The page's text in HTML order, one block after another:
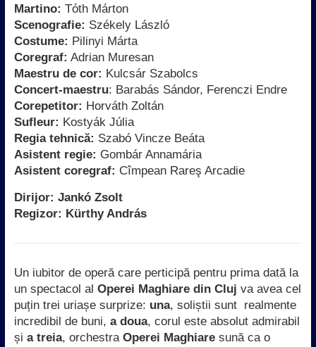
Martino: Tóth Márton
Scenografie: Székely László
Costume: Pilinyi Márta
Coregraf: Adrian Muresan
Maestru de cor: Kulcsár Szabolcs
Concert-maestru: Barabás Sándor, Ferenczi Endre
Corepetitor: Horváth Zoltán
Sufleur: Kostyák Júlia
Regia tehnică: Szabó Vincze Beáta
Asistent regie: Gombár Annamária
Asistent coregraf: Cîmpean Rareş Arcadie
Dirijor: Jankó Zsolt
Regizor: Kürthy András
Un iubitor de operă care perticipă pentru prima dată la
un spectacol al Operei Maghiare din Cluj va avea cel
puțin trei uriașe surprize: una, soliștii sunt realmente
incredibil de buni, a doua, corul este absolut admirabil
și a treia, orchestra Operei Maghiaresună ca o